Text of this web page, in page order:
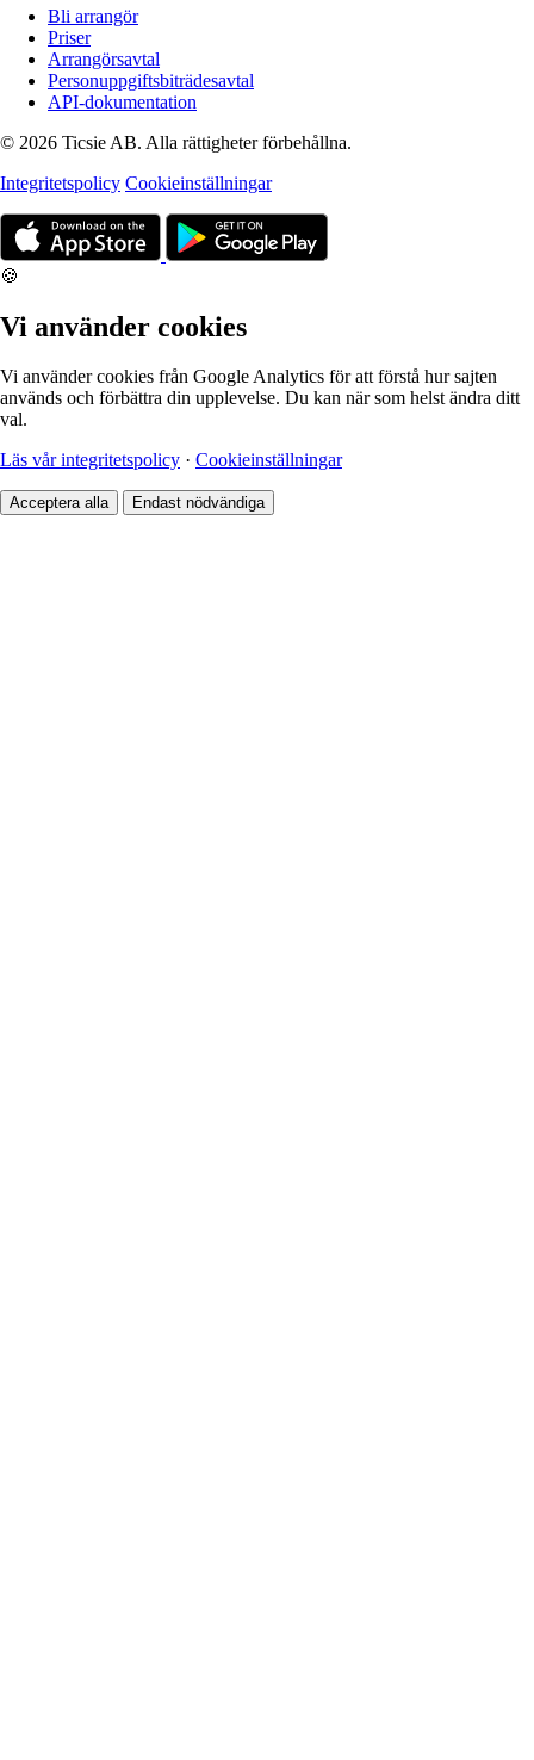
Bli arrangör
Priser
Arrangörsavtal
Personuppgiftsbiträdesavtal
API-dokumentation
© 2026 Ticsie AB. Alla rättigheter förbehållna.
Integritetspolicy Cookieinställningar
🍪
Vi använder cookies
Vi använder cookies från Google Analytics för att förstå hur sajten
används och förbättra din upplevelse. Du kan när som helst ändra ditt
val.
Läs vår integritetspolicy · Cookieinställningar
Acceptera alla Endast nödvändiga